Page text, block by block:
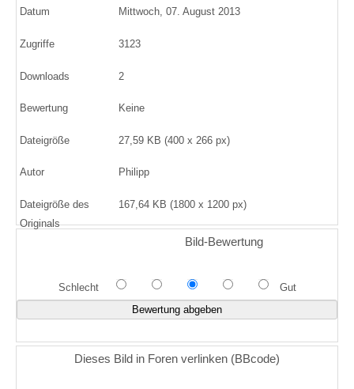
Datum Mittwoch, 07. August 2013
Zugriffe 3123
Downloads 2
Bewertung Keine
Dateigröße 27,59 KB (400 x 266 px)
Autor Philipp
Dateigröße des
Originals
167,64 KB (1800 x 1200 px)
Bild-Bewertung
Schlecht Gut
Dieses Bild in Foren verlinken (BBcode)